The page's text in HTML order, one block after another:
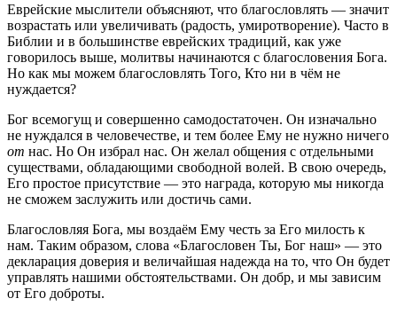
Еврейские мыслители объясняют, что благословлять — значит
возрастать или увеличивать (радость, умиротворение). Часто в
Библии и в большинстве еврейских традиций, как уже
говорилось выше, молитвы начинаются с благословения Бога.
Но как мы можем благословлять Того, Кто ни в чём не
нуждается?
Бог всемогущ и совершенно самодостаточен. Он изначально
не нуждался в человечестве, и тем более Ему не нужно ничего
от нас. Но Он избрал нас. Он желал общения с отдельными
существами, обладающими свободной волей. В свою очередь,
Его простое присутствие — это награда, которую мы никогда
не сможем заслужить или достичь сами.
Благословляя Бога, мы воздаём Ему честь за Его милость к
нам. Таким образом, слова «Благословен Ты, Бог наш» — это
декларация доверия и величайшая надежда на то, что Он будет
управлять нашими обстоятельствами. Он добр, и мы зависим
от Его доброты.